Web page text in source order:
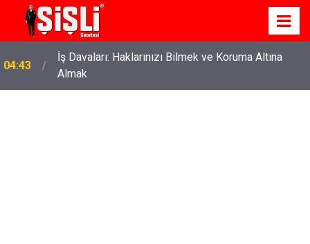
04:43
İş Davaları: Haklarınızı Bilmek ve Koruma Altına
Almak